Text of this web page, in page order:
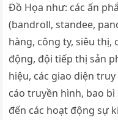
Đồ Họa như: các ấn
(bandroll, standee,
hàng, công ty, siêu
động, đội tiếp thị sản
hiệu, các giao diện
cáo truyền hình, bao
đến các hoạt động sự